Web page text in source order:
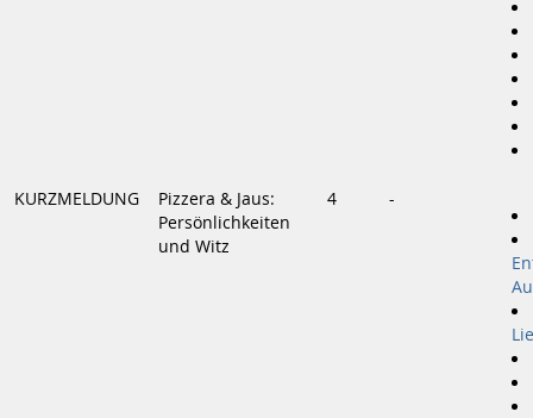
KURZMELDUNG
Pizzera & Jaus:
Persönlichkeiten
und Witz
4 -